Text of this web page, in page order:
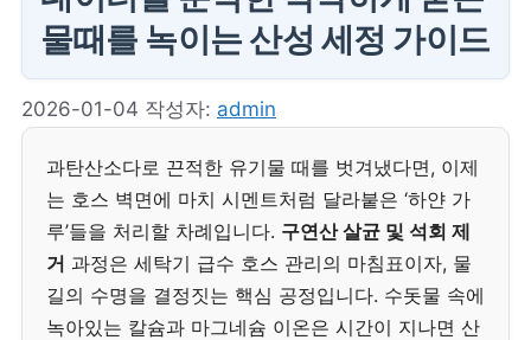
물때를 녹이는 산성 세정 가이드
2026-01-04 작성자: admin
과탄산소다로 끈적한 유기물 때를 벗겨냈다면, 이제
는 호스 벽면에 마치 시멘트처럼 달라붙은 ‘하얀 가
루’들을 처리할 차례입니다. 구연산 살균 및 석회 제
거 과정은 세탁기 급수 호스 관리의 마침표이자, 물
길의 수명을 결정짓는 핵심 공정입니다. 수돗물 속에
녹아있는 칼슘과 마그네슘 이온은 시간이 지나면 산